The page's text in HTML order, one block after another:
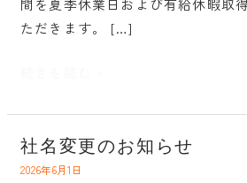
間を夏季休業日および有給休暇取
ただきます。 […]
よ
休
暇
取
社名変更のお知らせ
2026年6月1日
社
名